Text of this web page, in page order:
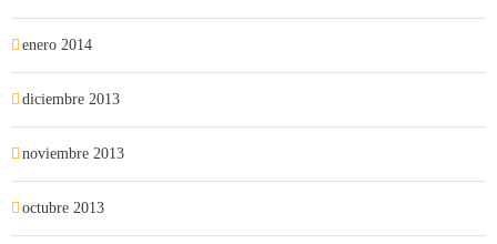
enero 2014
diciembre 2013
noviembre 2013
octubre 2013